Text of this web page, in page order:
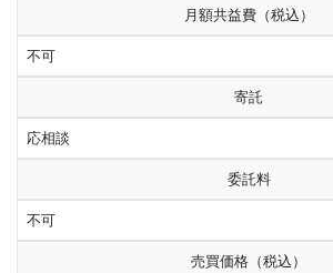
月額共益費（税込）
不可
寄託
応相談
委託料
不可
売買価格（税込）